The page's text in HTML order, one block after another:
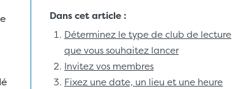
Dans cet article :
Déterminez le type de club de lecture
que vous souhaitez lancer
Invitez vos membres
Fixez une date, un lieu et une heure